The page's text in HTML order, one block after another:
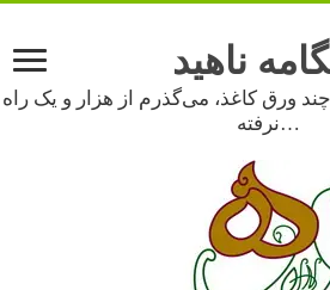
ناهید
ورق کاغذ، می‌گذرم از هزار و یک راه
نرفته…